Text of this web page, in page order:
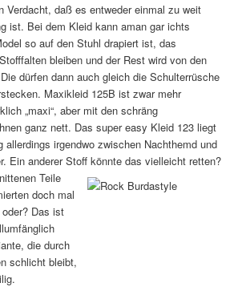
Verdacht, daß es entweder einmal zu weit
ist. Bei dem Kleid kann aman gar ichts
so auf den Stuhl drapiert ist, das
bleiben und der Rest wird von den
dürfen dann auch gleich die Schulterrüsche
Maxikleid 125B ist zwar mehr
„maxi“, aber mit den schräng
ganz nett. Das super easy Kleid 123 liegt
allerdings irgendwo zwischen Nachthemd und
Ein anderer Stoff könnte das vielleicht retten?
Teile
doch mal
Das ist
die durch
schlicht bleibt,